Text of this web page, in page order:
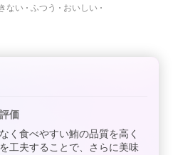
ない ふつう
おいしい
価
く食べやすい鮪の品質を高く
工夫することで、さらに美味